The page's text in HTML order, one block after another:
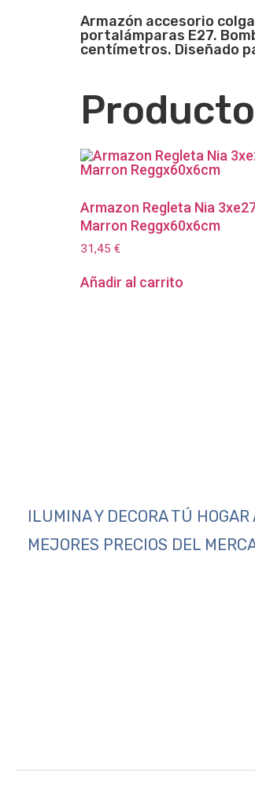
Armazón accesorio
portalámparas E27.
centímetros. Diseñado
Armazon Regleta Nia
Marron Reggx60x6cm
31,45 €
Añadir al carrito
ILUMINA Y DECORA TÚ HOGAR
MEJORES PRECIOS DEL